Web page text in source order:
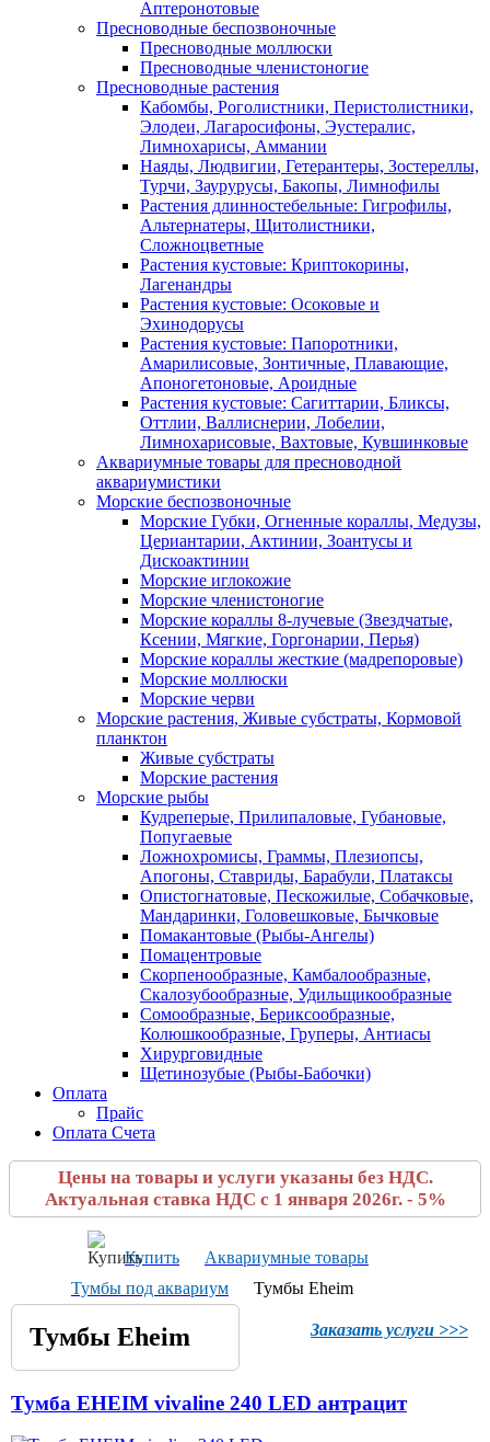
Аптеронотовые
Пресноводные беспозвоночные
Пресноводные моллюски
Пресноводные членистоногие
Пресноводные растения
Кабомбы, Роголистники, Перистолистники,
Элодеи, Лагаросифоны, Эустералис,
Лимнохарисы, Аммании
Наяды, Людвигии, Гетерантеры, Зостереллы,
Турчи, Заурурусы, Бакопы, Лимнофилы
Растения длинностебельные: Гигрофилы,
Альтернатеры, Щитолистники,
Сложноцветные
Растения кустовые: Криптокорины,
Лагенандры
Растения кустовые: Осоковые и
Эхинодорусы
Растения кустовые: Папоротники,
Амарилисовые, Зонтичные, Плавающие,
Апоногетоновые, Ароидные
Растения кустовые: Сагиттарии, Бликсы,
Оттлии, Валлиснерии, Лобелии,
Лимнохарисовые, Вахтовые, Кувшинковые
Аквариумные товары для пресноводной
аквариумистики
Морские беспозвоночные
Морские Губки, Огненные кораллы, Медузы,
Цериантарии, Актинии, Зоантусы и
Дискоактинии
Морские иглокожие
Морские членистоногие
Морские кораллы 8-лучевые (Звездчатые,
Ксении, Мягкие, Горгонарии, Перья)
Морские кораллы жесткие (мадрепоровые)
Морские моллюски
Морские черви
Морские растения, Живые субстраты, Кормовой
планктон
Живые субстраты
Морские растения
Морские рыбы
Кудреперые, Прилипаловые, Губановые,
Попугаевые
Ложнохромисы, Граммы, Плезиопсы,
Апогоны, Ставриды, Барабули, Платаксы
Опистогнатовые, Пескожилые, Собачковые,
Мандаринки, Головешковые, Бычковые
Помакантовые (Рыбы-Ангелы)
Помацентровые
Скорпенообразные, Камбалообразные,
Скалозубообразные, Удильщикообразные
Сомообразные, Бериксообразные,
Колюшкообразные, Груперы, Антиасы
Хирурговидные
Щетинозубые (Рыбы-Бабочки)
Оплата
Прайс
Оплата Счета
Цены на товары и услуги указаны без НДС.
Актуальная ставка НДС с 1 января 2026г. - 5%
Купить
Аквариумные товары
Тумбы под аквариум
Тумбы Eheim
Заказать услуги >>>
Тумбы Eheim
Тумба EHEIM vivaline 240 LED антрацит